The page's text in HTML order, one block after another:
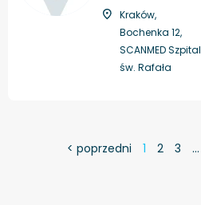
Kraków,
Bochenka 12,
SCANMED Szpital
św. Rafała
< poprzedni 1 2 3 …